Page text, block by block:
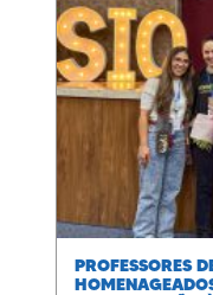
PROFESSORES